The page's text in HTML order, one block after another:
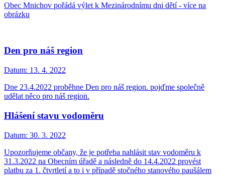
Obec Mnichov pořádá výlet k Mezinárodnímu dni dětí - více na
obrázku
Den pro náš region
Datum: 13. 4. 2022
Dne 23.4.2022 proběhne Den pro náš region. pojďme společně
udělat něco pro náš region.
Hlášení stavu vodoměru
Datum: 30. 3. 2022
Upozorňujeme občany, že je potřeba nahlásit stav vodoměru k
31.3.2022 na Obecním úřadě a následně do 14.4.2022 provést
platbu za 1. čtvrtletí a to i v případě stočného stanového paušálem